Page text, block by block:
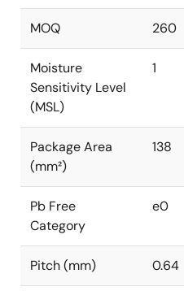
MOQ 260
Moisture
Sensitivity Level
(MSL)
1
Package Area
(mm²)
138
Pb Free
Category
e0
Pitch (mm) 0.64